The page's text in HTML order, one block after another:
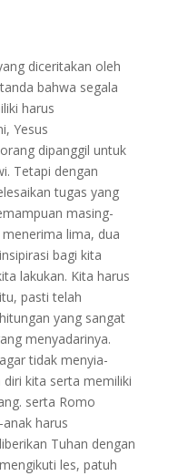
diceritakan oleh
bahwa segala
harus
Yesus
dipanggil untuk
Tetapi dengan
tugas yang
masing-
lima, dua
bagi kita
lakukan. Kita harus
pasti telah
yang sangat
menyadarinya.
tidak menyia-
kita serta memiliki
serta Romo
harus
Tuhan dengan
les, patuh